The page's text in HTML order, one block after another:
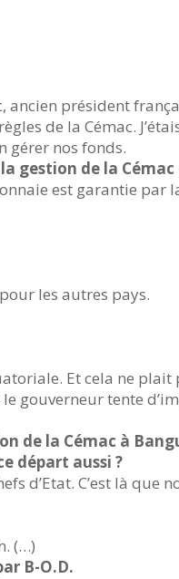
ancien président
de la Cémac.
gérer nos fonds.
gestion de la Cémac
est garantie par
les autres pays.
Et cela ne
gouverneur tente
de la Cémac à
départ aussi ?
d’Etat. C’est là que
(…)
B-O.D.